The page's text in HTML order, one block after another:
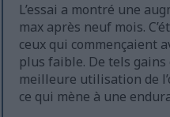
L’essai a montré une
max après neuf mois.
ceux qui commençaient
plus faible. De tels
meilleure utilisation de
ce qui mène à une